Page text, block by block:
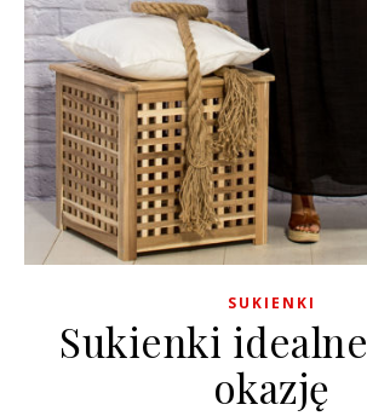
SUKIENKI
Sukienki
okazję